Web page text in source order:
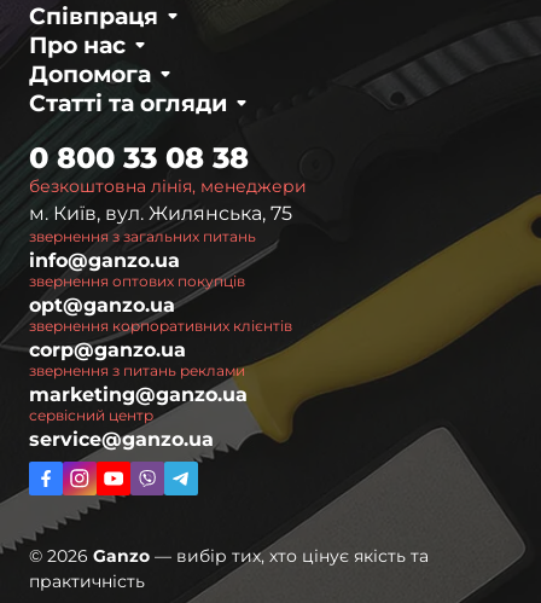
Про нас
Співпраця
Статті та огляди
Допомога
безкоштовна лінія, менеджери
0 800 33 08 38
м. Київ, вул. Жилянська, 75
звернення з загальних питань
info@ganzo.ua
звернення оптових покупців
opt@ganzo.ua
звернення корпоративних клієнтів
corp@ganzo.ua
звернення з питань реклами
marketing@ganzo.ua
сервісний центр
service@ganzo.ua
© 2026 Ganzo — вибір тих, хто цінує якість та
практичність